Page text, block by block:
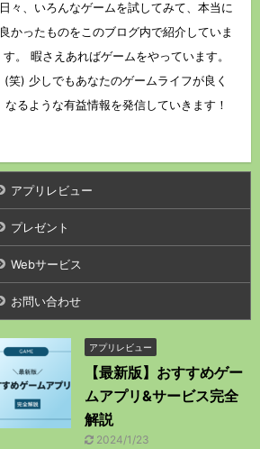
日々、いろんなゲームを試してみて、本当に
良かったものをこのブログ内で紹介していま
す。 暇さえあればゲームをやっています。
(笑) 少しでもあなたのゲームライフが良く
なるような有益情報を発信していきます！
アプリレビュー
プレゼント
Webサービス
お問い合わせ
アプリレビュー
【最新版】おすすめゲー
ムアプリ&サービス完全
解説
2024/1/23